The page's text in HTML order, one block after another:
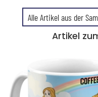
Alle Artikel aus der
Artikel